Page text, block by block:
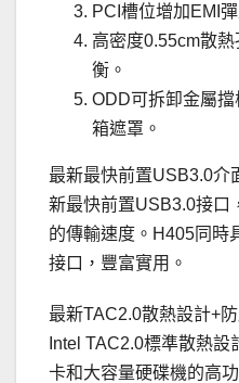
PCI槽位增加EMI
高密度0.55cm散
衡。
ODD可拆卸金屬
箱遮罩。
最新最快前置USB3.0介
新最快前置USB3.0接口
的傳輸速度。H405同時
接口，豐富實用。
最新TAC2.0散熱設計+
Intel TAC2.0標準散熱
卡和大容量硬碟機的高